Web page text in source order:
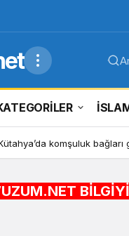
komşuluk
BİLGİYİ